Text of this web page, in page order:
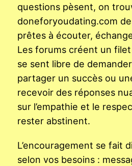
questions pèsent, on
doneforyoudating.com
prêtes à écouter,
Les forums créent un
se sent libre de demander
partager un succès ou
recevoir des réponses
sur l’empathie et le
rester abstinent.
L’encouragement se fait
selon vos besoins :